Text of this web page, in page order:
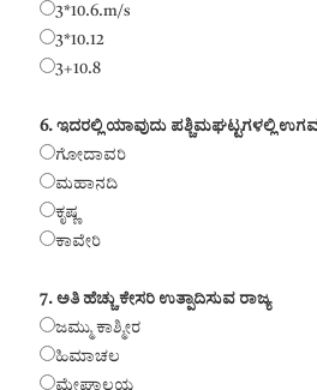
3*10.6.m/s
3*10.12
3+10.8
6. ಇದರಲ್ಲಿ ಯಾವುದು ಪಶ್ಚಿಮಘಟ್ಟಗಳಲ್ಲಿ
ಗೋದಾವರಿ
ಮಹಾನದಿ
ಕೃಷ್ಣ
ಕಾವೇರಿ
7. ಅತಿ ಹೆಚ್ಚು ಕೇಸರಿ ಉತ್ಪಾದಿಸುವ ರಾಜ್ಯ
ಜಮ್ಮು ಕಾಶ್ಮೀರ
ಹಿಮಾಚಲ
ಮೇಘಾಲಯ